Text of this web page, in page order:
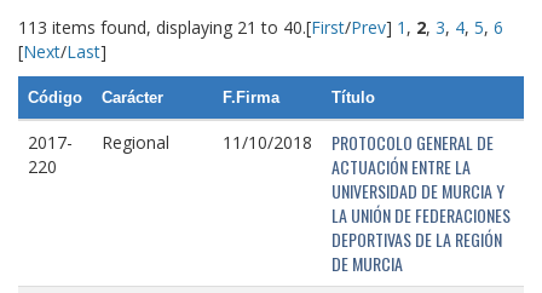
113 items found, displaying 21 to 40.[First/Prev] 1 , 2, 3, 4, 5, 6
[Next/Last]
Código Carácter F.Firma Título
2017-
220
Regional 11/10/2018
PROTOCOLO GENERAL DE
ACTUACIÓN ENTRE LA
UNIVERSIDAD DE MURCIA Y
LA UNIÓN DE FEDERACIONES
DEPORTIVAS DE LA REGIÓN
DE MURCIA